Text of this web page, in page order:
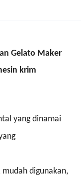
Gelato Maker
krim
yang dinamai
digunakan,